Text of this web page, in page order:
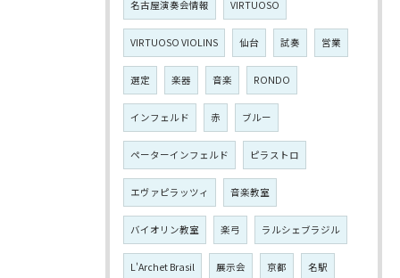
名古屋演奏会情報 VIRTUOSO
VIRTUOSO VIOLINS 仙台 試奏 営業
選定 楽器 音楽 RONDO
インフェルド 赤 ブルー
ペーターインフェルド ピラストロ
エヴァピラッツィ 音楽教室
バイオリン教室 楽弓 ラルシェブラジル
L'Archet Brasil 展示会 京都 名駅